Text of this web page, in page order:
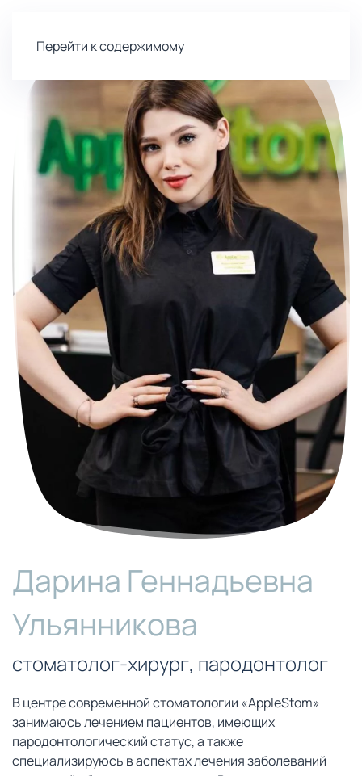
Перейти к содержимому
Дарина Геннадьевна
Ульянникова
стоматолог-хирург, пародонтолог
В центре современной стоматологии «AppleStom»
занимаюсь лечением пациентов, имеющих
пародонтологический статус, а также
специализируюсь в аспектах лечения заболеваний